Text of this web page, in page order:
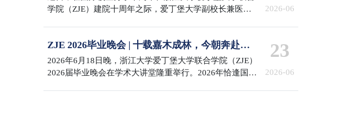
学院（ZJE）建院十周年之际，爱丁堡大学副校长兼医学
士在紫金港校区会见了David Argyle副校长一行。随后，
代表团赴浙江大学国际校区参访。国际校区党委书记兼副
院长李敏与代表团举行座谈。ZJE院长柯越海、…
2026-06
ZJE 2026毕业晚会 | 十载嘉木成林，今朝奔赴山
海
2026年6月18日晚，浙江大学爱丁堡大学联合学院（ZJE）
2026届毕业晚会在学术大讲堂隆重举行。2026年恰逢国际
23
2026-06